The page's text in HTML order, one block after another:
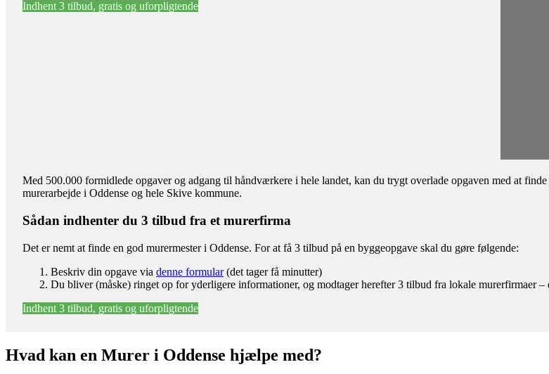
Indhent 3 tilbud, gratis og uforpligtende
Med 500.000 formidlede opgaver og adgang til håndværkere i hele landet, kan du trygt overlade opgaven med at
murerarbejde i Oddense og hele Skive kommune.
Sådan indhenter du 3 tilbud fra et murerfirma
Det er nemt at finde en god murermester i Oddense. For at få 3 tilbud på en byggeopgave skal du gøre følgende:
Beskriv din opgave via denne formular(det tager få minutter)
Du bliver (måske) ringet op for yderligere informationer, og modtager herefter 3 tilbud fra lokale murerfirmaer –
Indhent 3 tilbud, gratis og uforpligtende
Hvad kan en Murer i Oddense hjælpe med?